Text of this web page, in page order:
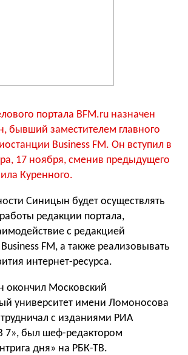
портала BFM.ru назначен
бывший заместителем главного
Business FM. Он вступил в
17 ноября, сменив предыдущего
Куренного.
Синицын будет осуществлять
редакции портала,
с редакцией
FM, а также реализовывать
интернет-ресурса.
окончил Московский
университет имени Ломоносова
с изданиями РИА
7», был шеф-редактором
дня» на РБК-ТВ.